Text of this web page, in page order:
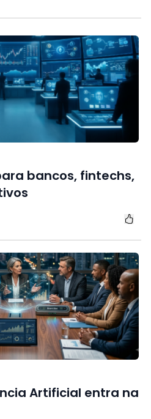
bancos, fintechs,
Artificial entra na